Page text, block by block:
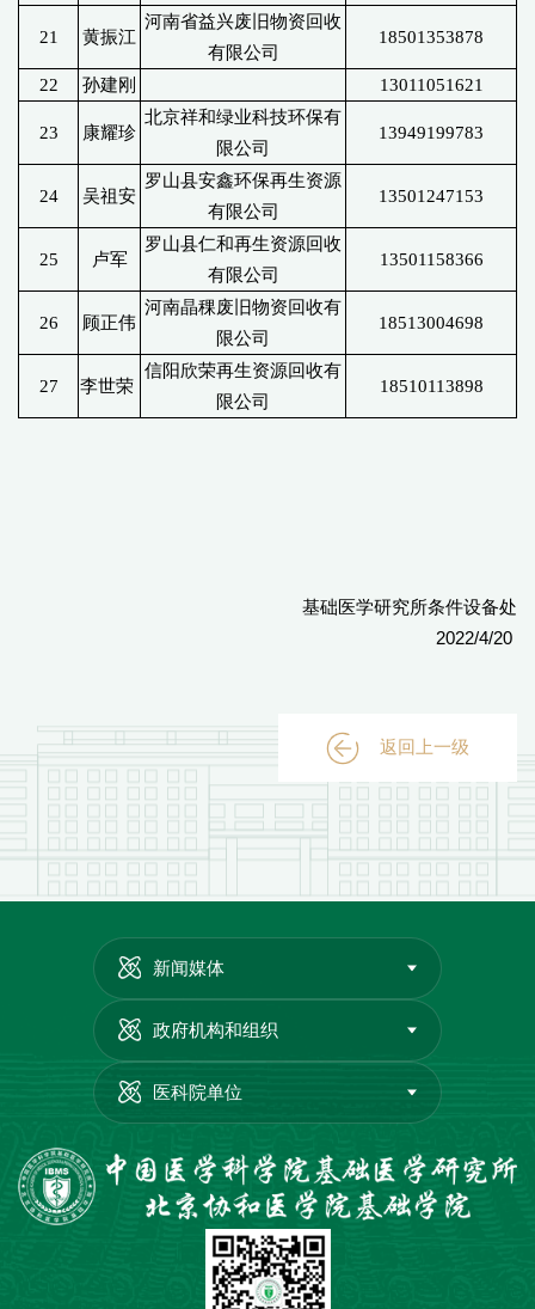
21 黄振江
河南省益兴废旧物资回收
有限公司
18501353878
22 孙建刚 13011051621
23 康耀珍
北京祥和绿业科技环保有
限公司
13949199783
24 吴祖安
罗山县安鑫环保再生资源
有限公司
13501247153
25 卢军
罗山县仁和再生资源回收
有限公司
13501158366
26 顾正伟
河南晶稞废旧物资回收有
限公司
18513004698
27 李世荣
信阳欣荣再生资源回收有
限公司
18510113898
基础医学研究所条件设备处
2022/4/20
返回上一级
新闻媒体
政府机构和组织
医科院单位